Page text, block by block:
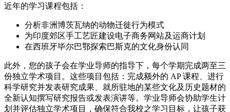
近年的学习课程包括：
分析非洲博茨瓦纳的动物迁徙行为模式
为印度郊区手工艺匠建设电子商务网站及运商计划
在西班牙毕尔巴鄂探索巴斯克的文化身份认同
此外，您的孩子会在学业导师的指导下，每个学期完成两至三
份独立学术项目。这些项目包括：完成额外的 AP 课程、进行
科学研究并发表研究成果、就所驻地的某些文化及历史题材的
全新认知撰写研究报告或发表演讲等。学业导师会协助学生计
划并评估独立学术项目，确保符合我校之学习目标，让孩子获